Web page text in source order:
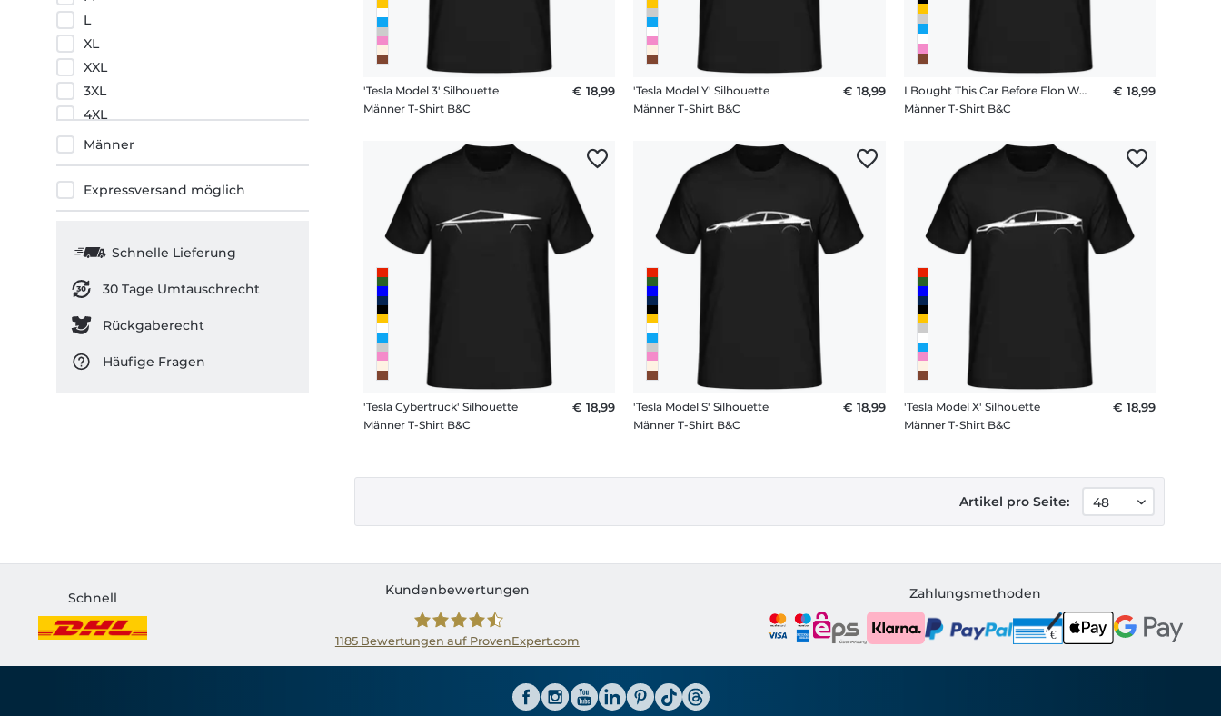
L
XL
XXL
3XL
4XL
5XL
Männer
Expressversand möglich
Schnelle Lieferung
30 Tage Umtauschrecht
Rückgaberecht
Häufige Fragen
'Tesla Model 3' Silhouette
Männer T-Shirt B&C
€ 18,99
'Tesla Model Y' Silhouette
Männer T-Shirt B&C
€ 18,99
I Bought This Car Before Elon Went Crazy
Männer T-Shirt B&C
€ 18,99
'Tesla Cybertruck' Silhouette
Männer T-Shirt B&C
€ 18,99
'Tesla Model S' Silhouette
Männer T-Shirt B&C
€ 18,99
'Tesla Model X' Silhouette
Männer T-Shirt B&C
€ 18,99
Artikel pro Seite:
Schnell
Kundenbewertungen
1185Bewertungen auf ProvenExpert.com
Zahlungsmethoden